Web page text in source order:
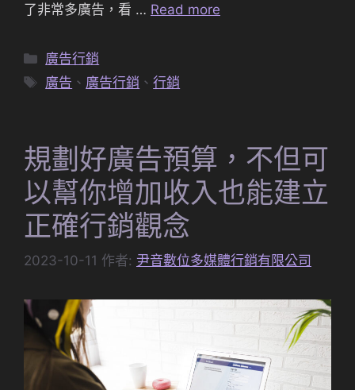
了非常多廣告，看 … Read more
分
類
廣告行銷
標
廣告 、 廣告行銷 、行銷
規劃好廣告預算，不但可
以幫你增加收入也能建立
正確行銷觀念
2023-10-11 作者: 尹音數位多媒體行銷有限公司